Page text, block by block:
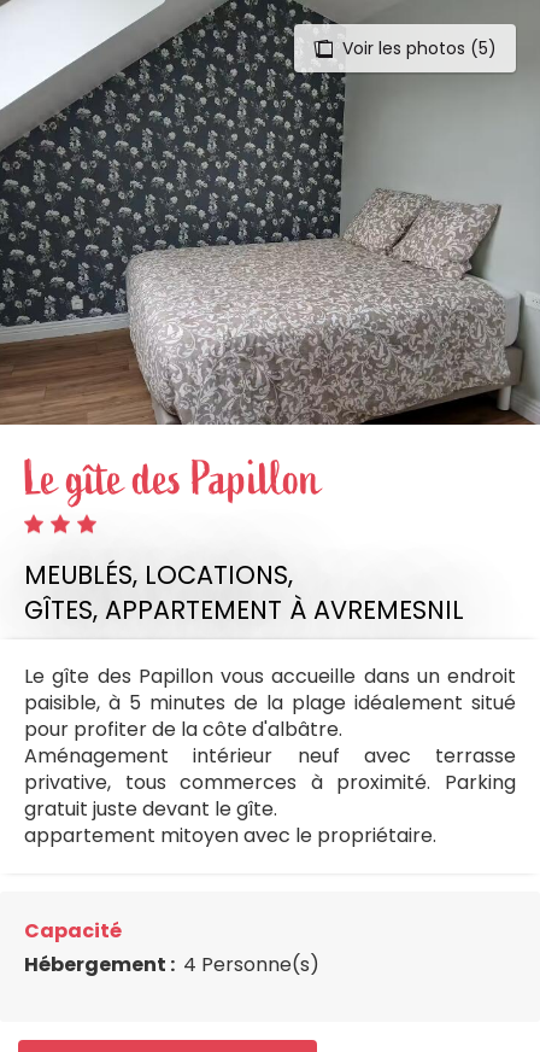
contenu
principal
Voir les photos (5)
Le gîte des Papillon
MEUBLÉS, LOCATIONS,
GÎTES, APPARTEMENT À AVREMESNIL
Le gîte des Papillon vous accueille dans un endroit
paisible, à 5 minutes de la plage idéalement situé
pour profiter de la côte d'albâtre.
Aménagement intérieur neuf avec terrasse
privative, tous commerces à proximité. Parking
gratuit juste devant le gîte.
appartement mitoyen avec le propriétaire.
Capacité
Hébergement : 4 Personne(s)